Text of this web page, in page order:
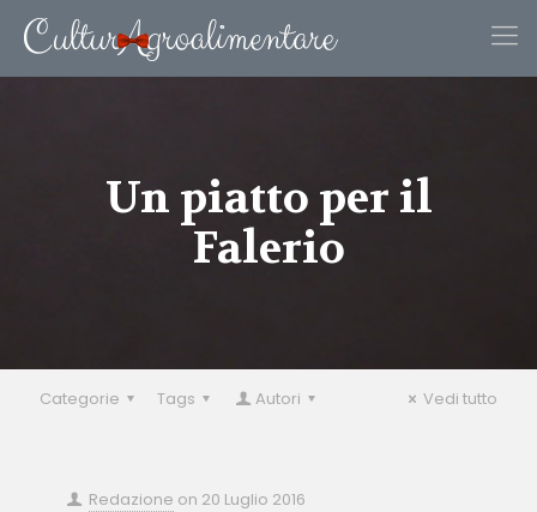
Un piatto per il
Falerio
Categorie Tags Autori Vedi tutto
Redazione on 20 Luglio 2016